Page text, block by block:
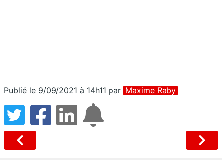
Publié le 9/09/2021 à 14h11 par Maxime Raby